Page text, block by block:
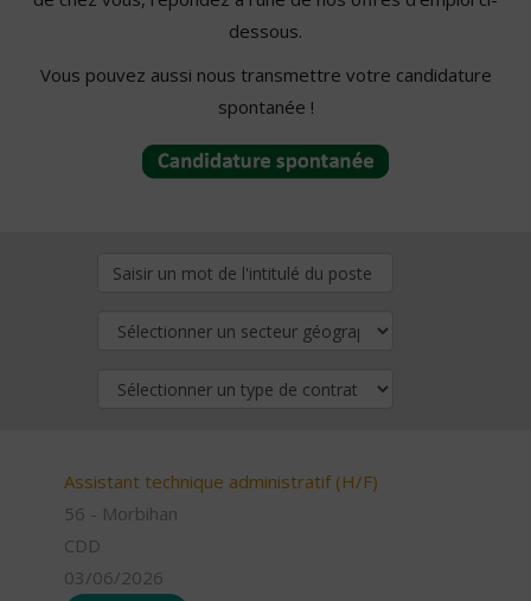
dessous.
Vous pouvez aussi nous transmettre votre candidature
spontanée !
Assistant technique administratif (H/F)
56 - Morbihan
CDD
03/06/2026